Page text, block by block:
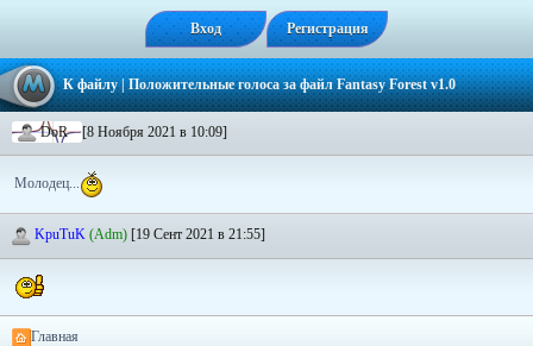
Вход Регистрация
К файлу| Положительные голоса за файлFantasy Forest v1.0
DoR [8 Ноября 2021 в 10:09]
Молодец...
KpuTuK (Adm) [19 Сент 2021 в 21:55]
Главная